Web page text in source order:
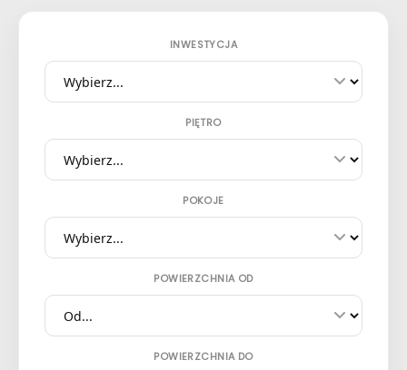
INWESTYCJA
PIĘTRO
POKOJE
POWIERZCHNIA OD
POWIERZCHNIA DO